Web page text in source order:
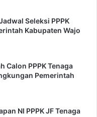
Seleksi PPPK
Kabupaten Wajo
Calon PPPK Tenaga
Pemerintah
NI PPPK JF Tenaga